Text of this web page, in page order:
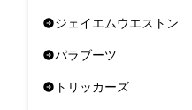
ジェイエムウエストン
パラブーツ
トリッカーズ